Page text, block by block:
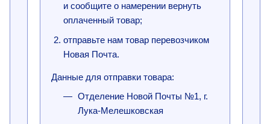
и сообщите о намерении вернуть
оплаченный товар;
отправьте нам товар перевозчиком
Новая Почта.
Данные для отправки товара:
Отделение Новой Почты №1, г.
Лука-Мелешковская